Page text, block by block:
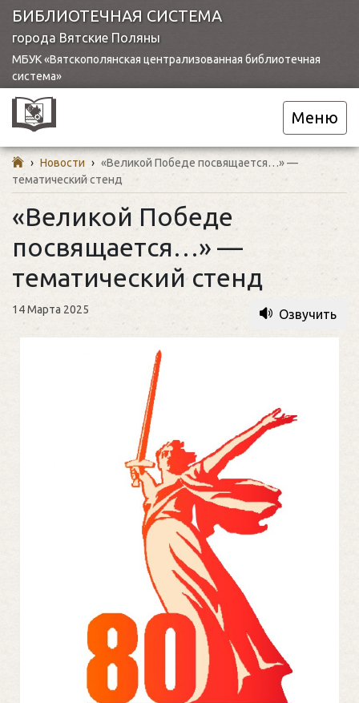
БИБЛИОТЕЧНАЯ СИСТЕМА
города Вятские Поляны
МБУК «Вятскополянская централизованная библиотечная
система»
Меню
› Новости › «Великой Победе посвящается…» —
тематический стенд
«Великой Победе
посвящается…» —
тематический стенд
14 Марта 2025 Озвучить